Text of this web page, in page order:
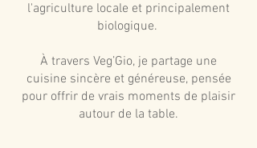
l'agriculture locale et principalement
biologique.
À travers Veg’Gio, je partage une
cuisine sincère et généreuse, pensée
pour offrir de vrais moments de plaisir
autour de la table.